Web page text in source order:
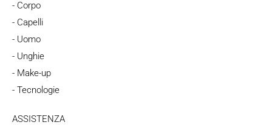
- Corpo
- Capelli
- Uomo
- Unghie
- Make-up
- Tecnologie
ASSISTENZA